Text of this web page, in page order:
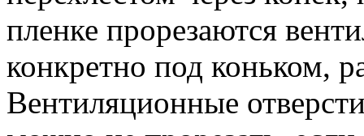
пленке прорезаются
конкретно под коньком,
Вентиляционные